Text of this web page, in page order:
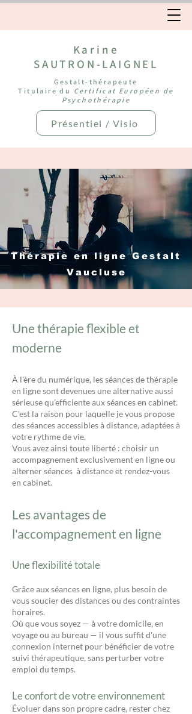
Karine
SAUTRON-LAIGNEL
Gestalt-thérapeute
Titulaire du Certificat Européen de
Psychothérapie
Présentiel / Visio
Thérapie en ligne Gestalt
Vaucluse
Une thérapie flexible et
moderne
À l'ère du numérique, les séances de thérapie
en ligne sont devenues une alternative aussi
sérieuse qu'efficiente aux séances en cabinet.
C'est la raison pour laquelle je vous propose
des séances accessibles à distance, adaptées à
votre rythme de vie.
Vous avez ainsi toute liberté : choisir un
accompagnement exclusivement en ligne ou
alterner séances à distance et rendez-vous
en cabinet.
Les avantages de
l'accompagnement en ligne
Une flexibilité totale
Grâce aux séances en ligne, plus besoin de
vous soucier des distances ou des contraintes
horaires.
Où que vous soyez — à votre domicile, en
voyage ou au bureau — il vous suffit d'une
connexion internet pour bénéficier de votre
suivi thérapeutique, sans perturber votre
emploi du temps.
Le confort de votre environnement
Évoluer dans son propre cadre, rester chez